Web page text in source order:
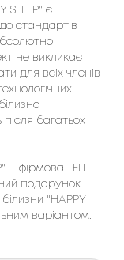
SLEEP" є
стандартів
не викликає
для всіх членів
багатьох
– фірмовa ТЕП
подарунок
"HAPPY
варіантом.